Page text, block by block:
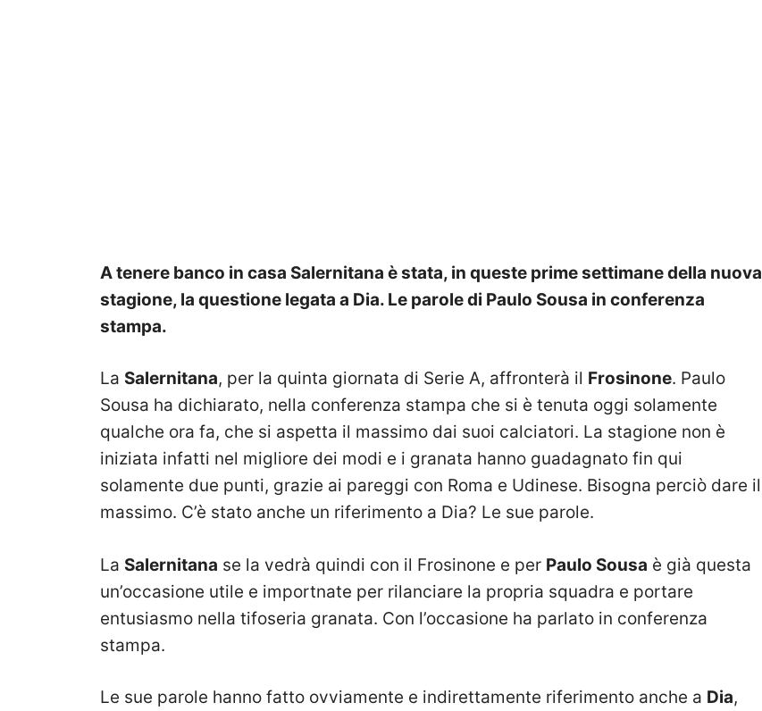
A tenere banco in casa Salernitana è stata, in queste prime settimane della nuova
stagione, la questione legata a Dia. Le parole di Paulo Sousa in conferenza
stampa.
La Salernitana, per la quinta giornata di Serie A, affronterà il Frosinone. Paulo
Sousa ha dichiarato, nella conferenza stampa che si è tenuta oggi solamente
qualche ora fa, che si aspetta il massimo dai suoi calciatori. La stagione non è
iniziata infatti nel migliore dei modi e i granata hanno guadagnato fin qui
solamente due punti, grazie ai pareggi con Roma e Udinese. Bisogna perciò dare il
massimo. C’è stato anche un riferimento a Dia? Le sue parole.
La Salernitana se la vedrà quindi con il Frosinone e per Paulo Sousa è già questa
un’occasione utile e importnate per rilanciare la propria squadra e portare
entusiasmo nella tifoseria granata. Con l’occasione ha parlato in conferenza
stampa.
Le sue parole hanno fatto ovviamente e indirettamente riferimento anche a Dia,